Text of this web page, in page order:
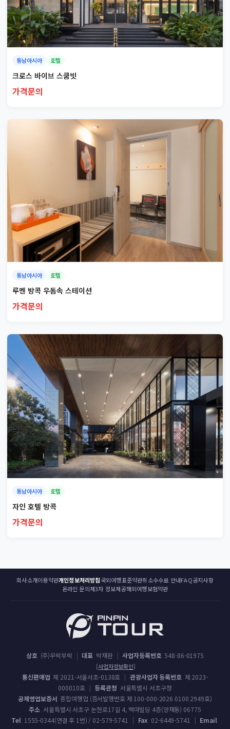
동남아시아 호텔
크로스 바이브 스쿰빗
가격문의
동남아시아 호텔
루멘 방콕 우돔속 스테이션
가격문의
동남아시아 호텔
자인 호텔 방콕
가격문의
회사소개이용약관개인정보처리방침국외여행표준약관취소수수료 안내FAQ공지사항
온라인 문의제3자 정보제공해외여행보험약관
상호 (주)우락부락 | 대표 박재완 | 사업자등록번호 548-86-01975
[사업자정보확인]
통신판매업 제 2021-서울서초-0138호 | 관광사업자 등록번호 제 2023-
000010호 | 등록관청 서울특별시 서초구청
공제영업보증서 종합여행업 (증서발행번호 제 100-000-2026 0100 2949호)
주소 서울특별시 서초구 논현로17길 4, 백마빌딩 4층(양재동) 06775
Tel 1555-0344(연결 후 1번) / 02-579-5741 | Fax 02-6449-5741 | Email